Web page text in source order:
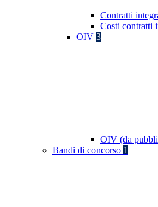
Contratti
Costi contratti
OIV 3
OIV (da
Bandi di concorso 1